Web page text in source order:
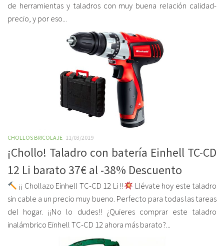
de herramientas y taladros con muy buena relación calidad-
precio, y por eso...
CHOLLOS BRICOLAJE 11/03/2019
¡Chollo! Taladro con batería Einhell TC-CD
12 Li barato 37€ al -38% Descuento
¡¡ Chollazo Einhell TC-CD 12 Li !!
Llévate hoy este taladro
sin cable a un precio muy bueno. Perfecto para todas las tareas
del hogar. ¡¡No lo dudes!! ¿Quieres comprar este taladro
inalámbrico Einhell TC-CD 12 ahora más barato?...